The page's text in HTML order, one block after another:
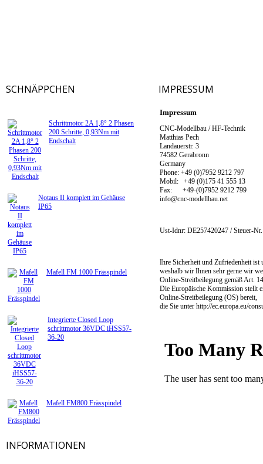
SCHNÄPPCHEN
Schrittmotor 2A 1,8° 2 Phasen
200 Schritte, 0,93Nm mit
Endschalt
Notaus II komplett im Gehäuse
IP65
Mafell FM 1000 Frässpindel
Integrierte Closed Loop
schrittmotor 36VDC iHSS57-
36-20
Mafell FM800 Frässpindel
INFORMATIONEN
IMPRESSUM
Impressum
CNC-Modellbau / HF-Technik
Matthias Pech
Landauerstr. 3
74582 Gerabronn
Germany
Phone: +49 (0)7952 9212 797
Mobil: +49 (0)175 41 555 13
Fax: +49-(0)7952 9212 799
info@cnc-modellbau.net
Ust-Idnr: DE257420247 / Steuer-
Ihre Sicherheit und Zufriedenheit ist
weshalb wir Ihnen sehr gerne wir
Online-Streitbeilegung gemäß Art.
Die Europäische Kommission stellt
Online-Streitbeilegung (OS) bereit,
die Sie unter http://ec.europa.eu/